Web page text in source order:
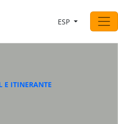
ESP
E ITINERANTE